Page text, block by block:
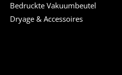
Bedruckte Vakuumbeutel
Dryage & Accessoires